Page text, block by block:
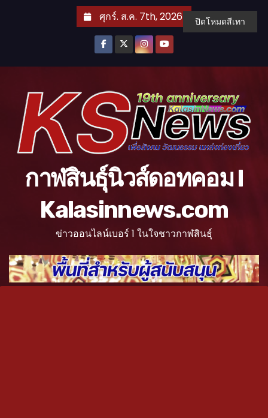
ศุกร์. ส.ค. 7th, 2026
กาฬสินธุ์นิวส์ดอทคอม l
Kalasinnews.com
ข่าวออนไลน์เบอร์ 1 ในใจชาวกาฬสินธุ์
ปิดโหมดสีเทา